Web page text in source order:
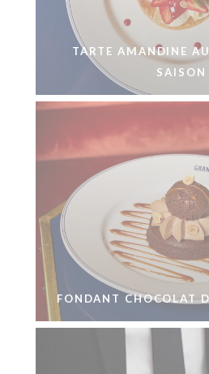
TARTE AMANDINE
SAISON
FONDANT CHOCOLAT